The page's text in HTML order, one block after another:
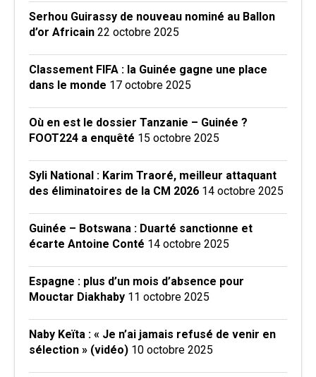
Serhou Guirassy de nouveau nominé au Ballon
d’or Africain 22 octobre 2025
Classement FIFA : la Guinée gagne une place
dans le monde 17 octobre 2025
Où en est le dossier Tanzanie – Guinée ?
FOOT224 a enquêté 15 octobre 2025
Syli National : Karim Traoré, meilleur attaquant
des éliminatoires de la CM 2026 14 octobre 2025
Guinée – Botswana : Duarté sanctionne et
écarte Antoine Conté 14 octobre 2025
Espagne : plus d’un mois d’absence pour
Mouctar Diakhaby 11 octobre 2025
Naby Keïta : « Je n’ai jamais refusé de venir en
sélection » (vidéo) 10 octobre 2025